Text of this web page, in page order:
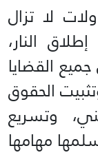
لا تزال
النار،
القضايا
الحقوق
وتسريع
مهامها